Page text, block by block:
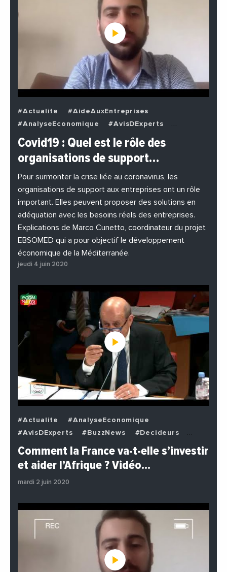
#Actualite
#AideAuxEntreprises
#AnalyseEconomique
#AvisDExperts
#BuzzNews
#Decideurs
#EchangesMediterraneens
#Economie
#EnDirectDe
#Entreprises
#Institutions
#PhotosEtVideos
Covid19 : Quel est le rôle des
organisations de support…
Pour surmonter la crise liée au coronavirus, les
organisations de support aux entreprises ont un rôle
important. Elles peuvent proposer des solutions en
adéquation avec les besoins réels des entreprises.
Explications de Marco Cunetto, coordinateur du projet
EBSOMED qui a pour objectif le développement
économique de la Méditerranée.
jeudi 4 juin 2020
#Actualite
#AnalyseEconomique
#AvisDExperts
#BuzzNews
#Decideurs
#EchangesMediterraneens
#Economie
#Politique
Comment la France va-t-elle s’investir
et aider l’Afrique ? Vidéo…
mardi 2 juin 2020